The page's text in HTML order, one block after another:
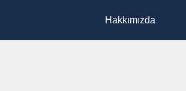
Hakkımızda